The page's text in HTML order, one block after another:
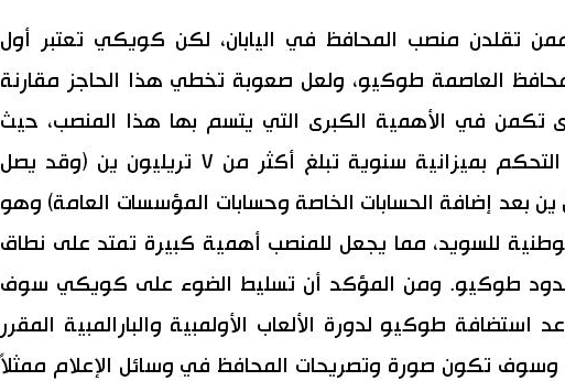
تقلدن منصب المحافظ في اليابان، لكن كويكي تعتبر أول
العاصمة طوكيو، ولعل صعوبة تخطي هذا الحاجز مقارنة
تكمن في الأهمية الكبرى التي يتسم بها هذا المنصب، حيث
يتعين على المحافظ التحكم بميزانية سنوية تبلغ أكثر من ٧ تريليون ين (وقد يصل
١٣ تريليون ين بعد إضافة الحسابات الخاصة وحسابات المؤسسات العامة) وهو
للسويد، مما يجعل للمنصب أهمية كبيرة تمتد على نطاق
طوكيو. ومن المؤكد أن تسليط الضوء على كويكي سوف
استضافة طوكيو لدورة الألعاب الأولمبية والبارالمبية المقرر
عام ٢٠٢٠. وسوف تكون صورة وتصريحات المحافظ في وسائل الإعلام ممثلاً